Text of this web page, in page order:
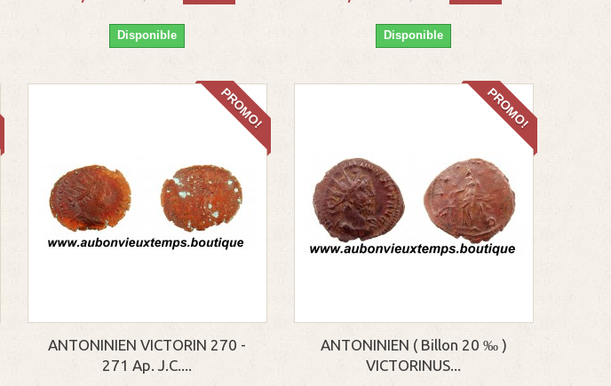
Disponible Disponible
PROMO!
ANTONINIEN VICTORIN 270 -
271 Ap. J.C....
PROMO!
ANTONINIEN ( Billon 20 ‰ )
VICTORINUS...